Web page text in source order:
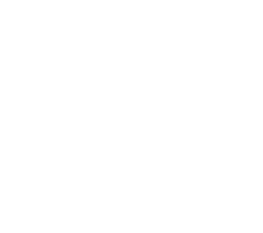
Verkehr
Verkehr